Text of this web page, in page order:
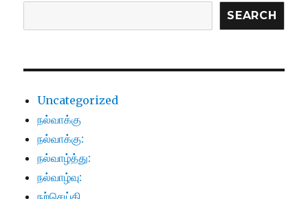
SEARCH
Uncategorized
நல்வாக்கு
நல்வாக்கு:
நல்வாழ்த்து:
நல்வாழ்வு:
நற்செய்தி